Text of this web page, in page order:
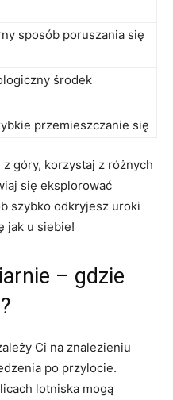
sposób poruszania się
środek
przemieszczanie się
góry, ‌korzystaj z różnych
się eksplorować
szybko odkryjesz uroki​
jak u siebie!
– gdzie
Ci na znalezieniu
po przylocie.
lotniska mogą